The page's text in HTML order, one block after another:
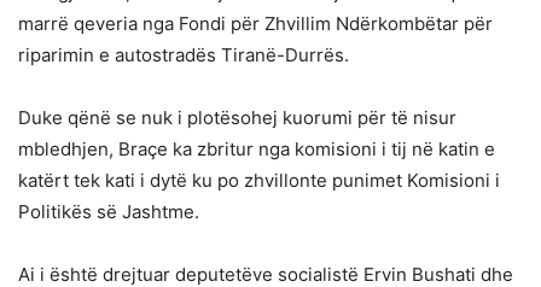
marrë qeveria nga Fondi për Zhvillim Ndërkombëtar për
riparimin e autostradës Tiranë-Durrës.
Duke qënë se nuk i plotësohej kuorumi për të nisur
mbledhjen, Braçe ka zbritur nga komisioni i tij në katin e
katërt tek kati i dytë ku po zhvillonte punimet Komisioni i
Politikës së Jashtme.
Ai i është drejtuar deputetëve socialistë Ervin Bushati dhe